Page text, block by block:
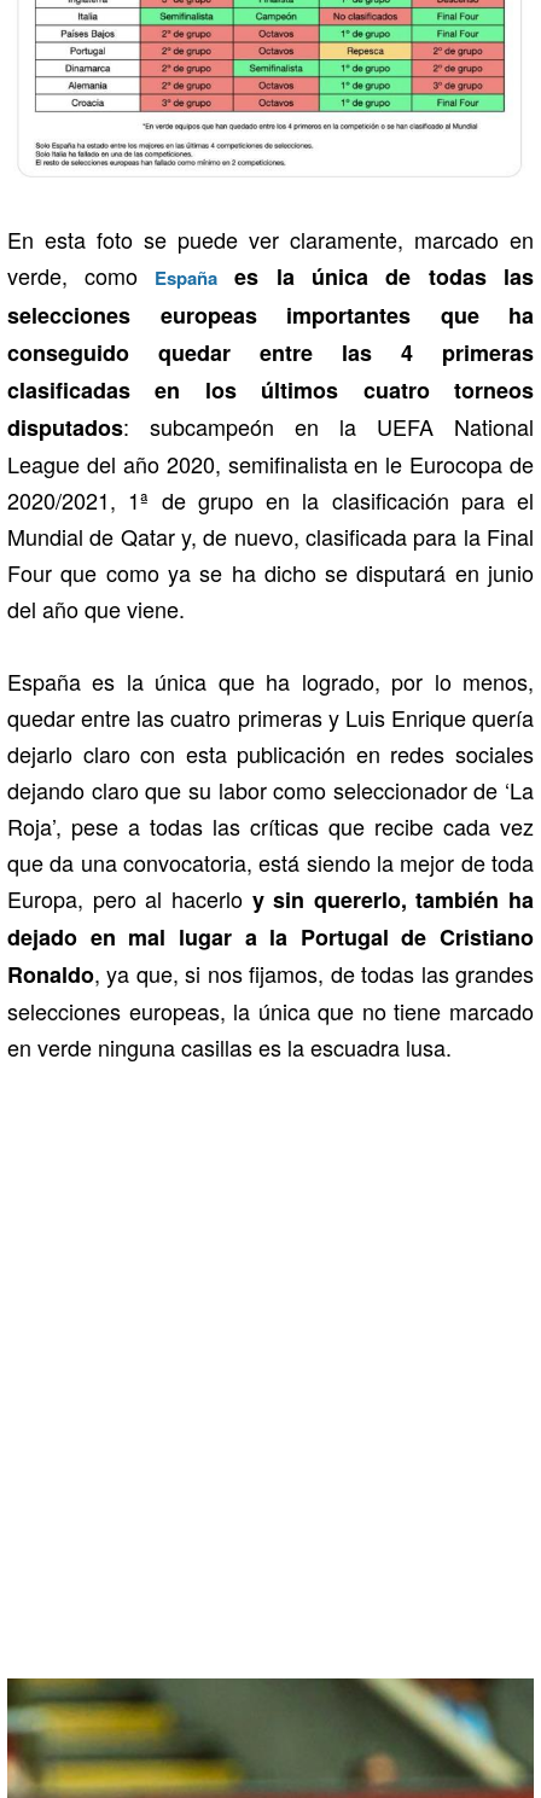
En esta foto se puede ver claramente, marcado en
verde, como Españaes la única de todas las
selecciones europeas importantes que ha
conseguido quedar entre las 4 primeras
clasificadas en los últimos cuatro torneos
disputados: subcampeón en la UEFA National
League del año 2020, semifinalista en le Eurocopa de
2020/2021, 1ª de grupo en la clasificación para el
Mundial de Qatar y, de nuevo, clasificada para la Final
Four que como ya se ha dicho se disputará en junio
del año que viene.
España es la única que ha logrado, por lo menos,
quedar entre las cuatro primeras y Luis Enrique quería
dejarlo claro con esta publicación en redes sociales
dejando claro que su labor como seleccionador de ‘La
Roja’, pese a todas las críticas que recibe cada vez
que da una convocatoria, está siendo la mejor de toda
Europa, pero al hacerlo y sin quererlo, también ha
dejado en mal lugar a la Portugal de Cristiano
Ronaldo, ya que, si nos fijamos, de todas las grandes
selecciones europeas, la única que no tiene marcado
en verde ninguna casillas es la escuadra lusa.